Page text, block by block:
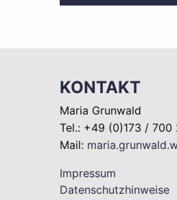
KONTAKT
Maria Grunwald
Tel.: +49 (0)173 / 700
Mail:
Impressum
Datenschutzhinweise